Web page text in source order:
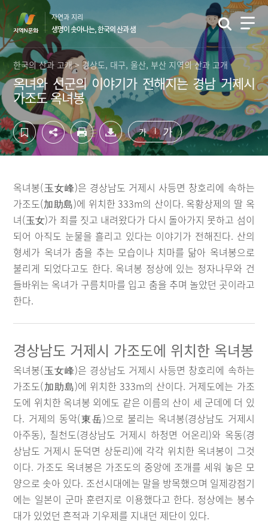
컨
텐
츠
영
역
바
로
가
기
하
단
영
역
바
로
가
기
자연과 지리
생명이 솟아나는, 한국의 산과 샘
한국의 산과 고개 > 경상도, 대구, 울산, 부산 지역의 산과 고개
옥녀와 선군의 이야기가 전해지는 경남 거제시
가조도 옥녀봉
가 가
옥녀봉(玉女峰)은 경상남도 거제시 사등면 창호리에 속하는
가조도(加助島)에 위치한 333m의 산이다. 옥황상제의 딸 옥
녀(玉女)가 죄를 짓고 내려왔다가 다시 돌아가지 못하고 섬이
되어 아직도 눈물을 흘리고 있다는 이야기가 전해진다. 산의
형세가 옥녀가 춤을 추는 모습이나 치마를 닮아 옥녀봉으로
불리게 되었다고도 한다. 옥녀봉 정상에 있는 정자나무와 건
들바위는 옥녀가 구름치마를 입고 춤을 추며 놀았던 곳이라고
한다.
경상남도 거제시 가조도에 위치한 옥녀봉
옥녀봉(玉女峰)은 경상남도 거제시 사등면 창호리에 속하는
가조도(加助島)에 위치한 333m의 산이다. 거제도에는 가조
도에 위치한 옥녀봉 외에도 같은 이름의 산이 세 군데에 더 있
다. 거제의 동악(東岳)으로 불리는 옥녀봉(경상남도 거제시
아주동), 칠천도(경상남도 거제시 하청면 어온리)와 옥동(경
상남도 거제시 둔덕면 상둔리)에 각각 위치한 옥녀봉이 그것
이다. 가조도 옥녀봉은 가조도의 중앙에 조개를 세워 놓은 모
양으로 솟아 있다. 조선시대에는 말을 방목했으며 일제강점기
에는 일본이 군마 훈련지로 이용했다고 한다. 정상에는 봉수
대가 있었던 흔적과 기우제를 지내던 제단이 있다.